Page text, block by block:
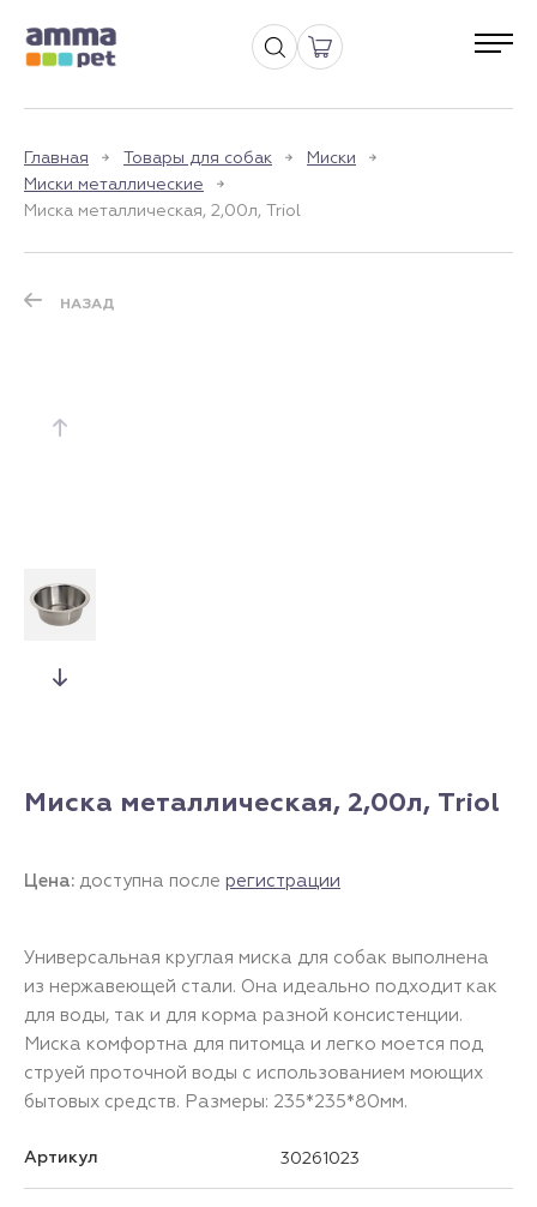
Главная Товары для собак
Миски
Миски металлические
Миска металлическая, 2,00л, Triol
НАЗАД
Миска металлическая, 2,00л, Triol
Цена: доступна после регистрации
Универсальная круглая миска для собак выполнена
из нержавеющей стали. Она идеально подходит как
для воды, так и для корма разной консистенции.
Миска комфортна для питомца и легко моется под
струей проточной воды с использованием моющих
бытовых средств. Размеры: 235*235*80мм.
Артикул 30261023